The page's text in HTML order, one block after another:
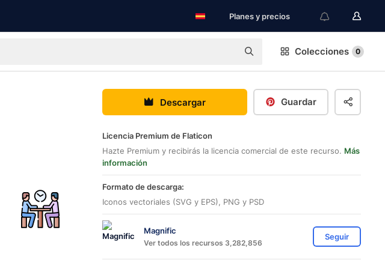
Planes y precios
Colecciones 0
Descargar Guardar
Licencia Premium de Flaticon
Hazte Premium y recibirás la licencia comercial de este recurso. Más
información
Formato de descarga:
Iconos vectoriales (SVG y EPS), PNG y PSD
Magnific
Ver todos los recursos 3,282,856
Seguir